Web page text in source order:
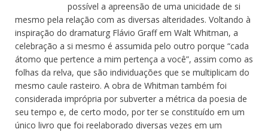
possível a apreensão de uma unicidade de si
mesmo pela relação com as diversas alteridades. Voltando à
inspiração do dramaturg Flávio Graff em Walt Whitman, a
celebração a si mesmo é assumida pelo outro porque “cada
átomo que pertence a mim pertença a você”, assim como as
folhas da relva, que são individuações que se multiplicam do
mesmo caule rasteiro. A obra de Whitman também foi
considerada imprópria por subverter a métrica da poesia de
seu tempo e, de certo modo, por ter se constituído em um
único livro que foi reelaborado diversas vezes em um